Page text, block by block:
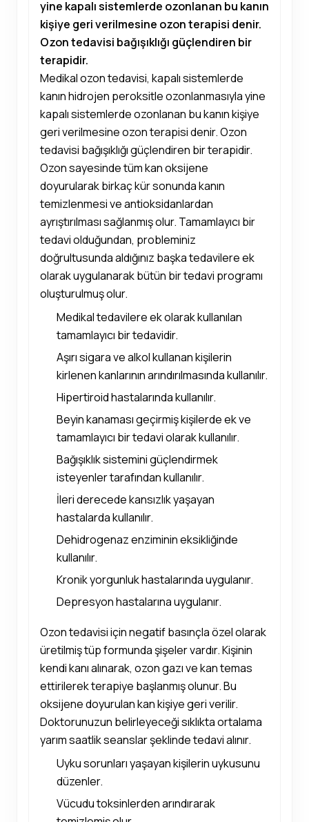
yine kapalı sistemlerde ozonlanan bu kanın
kişiye geri verilmesine ozon terapisi denir.
Ozon tedavisi bağışıklığı güçlendiren bir
terapidir.
Medikal ozon tedavisi, kapalı sistemlerde
kanın hidrojen peroksitle ozonlanmasıyla yine
kapalı sistemlerde ozonlanan bu kanın kişiye
geri verilmesine ozon terapisi denir. Ozon
tedavisi bağışıklığı güçlendiren bir terapidir.
Ozon sayesinde tüm kan oksijene
doyurularak birkaç kür sonunda kanın
temizlenmesi ve antioksidanlardan
ayrıştırılması sağlanmış olur. Tamamlayıcı bir
tedavi olduğundan, probleminiz
doğrultusunda aldığınız başka tedavilere ek
olarak uygulanarak bütün bir tedavi programı
oluşturulmuş olur.
Medikal tedavilere ek olarak kullanılan
tamamlayıcı bir tedavidir.
Aşırı sigara ve alkol kullanan kişilerin
kirlenen kanlarının arındırılmasında kullanılır.
Hipertiroid hastalarında kullanılır.
Beyin kanaması geçirmiş kişilerde ek ve
tamamlayıcı bir tedavi olarak kullanılır.
Bağışıklık sistemini güçlendirmek
isteyenler tarafından kullanılır.
İleri derecede kansızlık yaşayan
hastalarda kullanılır.
Dehidrogenaz enziminin eksikliğinde
kullanılır.
Kronik yorgunluk hastalarında uygulanır.
Depresyon hastalarına uygulanır.
Ozon tedavisi için negatif basınçla özel olarak
üretilmiş tüp formunda şişeler vardır. Kişinin
kendi kanı alınarak, ozon gazı ve kan temas
ettirilerek terapiye başlanmış olunur. Bu
oksijene doyurulan kan kişiye geri verilir.
Doktorunuzun belirleyeceği sıklıkta ortalama
yarım saatlik seanslar şeklinde tedavi alınır.
Uyku sorunları yaşayan kişilerin uykusunu
düzenler.
Vücudu toksinlerden arındırarak